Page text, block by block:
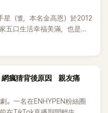
（별，本名金高恩）於2012
五口生活幸福美滿，也是韓
星首度公開當年決定嫁給
網瘋猜背後原因 親友痛
。一名在ENHYPEN粉絲圈